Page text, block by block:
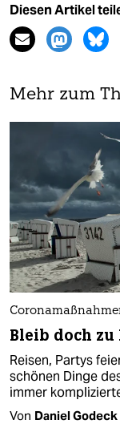
Diesen Artikel
Mehr zum
Bleib doch zu
Reisen, Partys
schönen Dinge
immer
Von Daniel Godeck